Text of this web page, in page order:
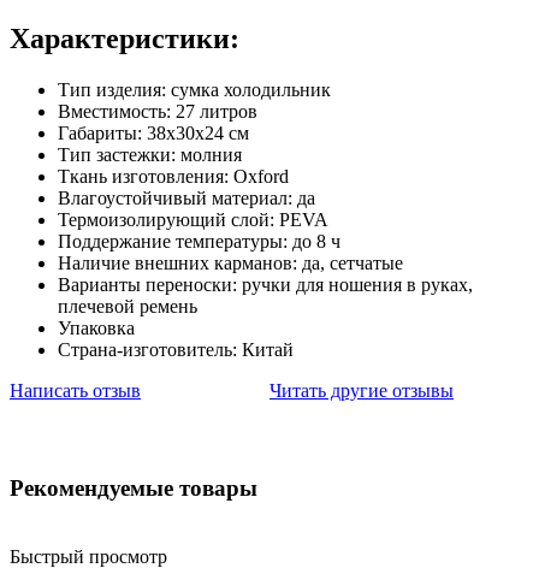
Характеристики:
Тип изделия: сумка холодильник
Вместимость: 27 литров
Габариты: 38х30х24 см
Тип застежки: молния
Ткань изготовления: Oxford
Влагоустойчивый материал: да
Термоизолирующий слой: PEVA
Поддержание температуры: до 8 ч
Наличие внешних карманов: да, сетчатые
Варианты переноски: ручки для ношения в руках,
плечевой ремень
Упаковка
Страна-изготовитель: Китай
Написать отзыв
Читать другие отзывы
Рекомендуемые товары
Быстрый просмотр